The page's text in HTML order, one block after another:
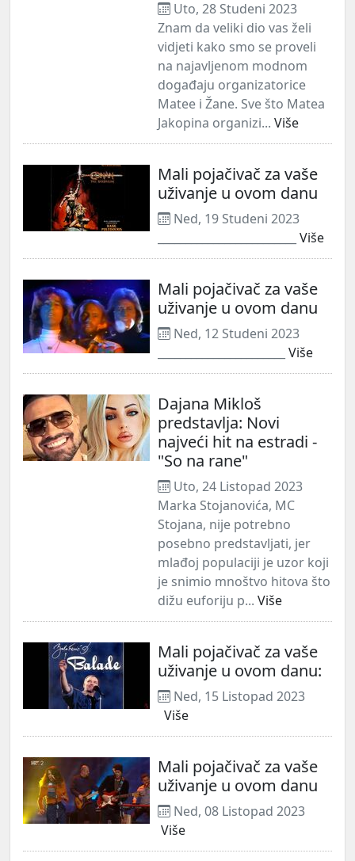
Uto, 28 Studeni 2023
Znam da veliki dio vas želi
vidjeti kako smo se proveli
na najavljenom modnom
događaju organizatorice
Matee i Žane. Sve što Matea
Jakopina organizi... Više
Mali pojačivač za vaše
uživanje u ovom danu
Ned, 19 Studeni 2023
Više
Mali pojačivač za vaše
uživanje u ovom danu
Ned, 12 Studeni 2023
Više
Dajana Mikloš
predstavlja: Novi
najveći hit na estradi -
"So na rane"
Uto, 24 Listopad 2023
Marka Stojanovića, MC
Stojana, nije potrebno
posebno predstavljati, jer
mlađoj populaciji je uzor koji
je snimio mnoštvo hitova što
dižu euforiju p... Više
Mali pojačivač za vaše
uživanje u ovom danu:
Ned, 15 Listopad 2023
Više
Mali pojačivač za vaše
uživanje u ovom danu
Ned, 08 Listopad 2023
Više